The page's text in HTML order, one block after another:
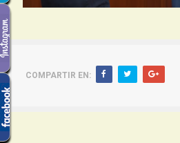
COMPARTIR EN:
Siguiente